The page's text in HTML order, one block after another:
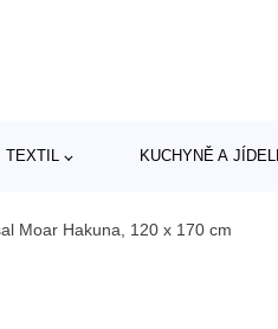
TEXTIL KUCHYNĚ A
Moar Hakuna, 120 x 170 cm